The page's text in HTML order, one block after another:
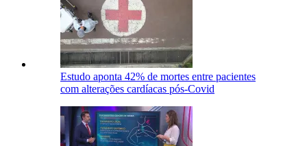
Estudo aponta 42% de mortes entre pacientes
com alterações cardíacas pós-Covid